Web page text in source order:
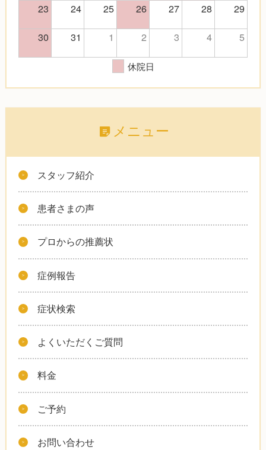
23
24 25 26 27 28
29
30
31 1 2 3 4 5
休院日
メニュー
スタッフ紹介
患者さまの声
プロからの推薦状
症例報告
症状検索
よくいただくご質問
料金
ご予約
お問い合わせ